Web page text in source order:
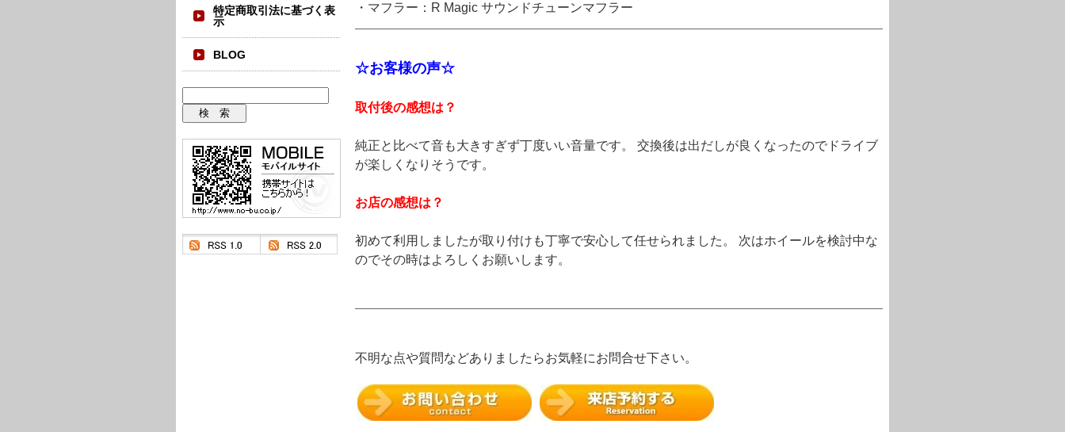
特定商取引法に基づく表
示
BLOG
・マフラー：R Magic サウンドチューンマフラー
☆お客様の声☆
取付後の感想は？
純正と比べて音も大きすぎず丁度いい音量です。 交換後は出だしが良くなったのでドライブ
が楽しくなりそうです。
お店の感想は？
初めて利用しましたが取り付けも丁寧で安心して任せられました。 次はホイールを検討中な
のでその時はよろしくお願いします。
不明な点や質問などありましたらお気軽にお問合せ下さい。